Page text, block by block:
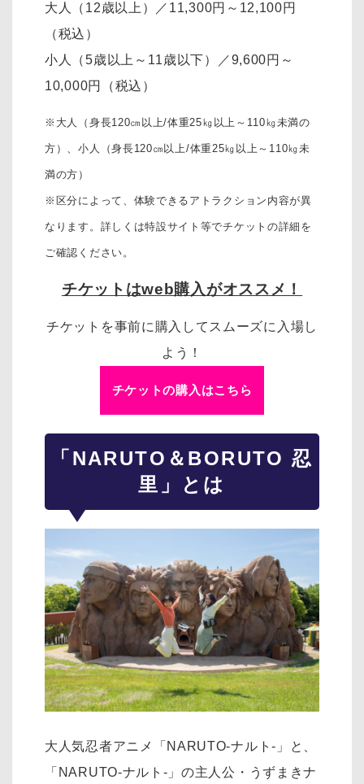
大人（12歳以上）
／11,300円～12,100円
（税込）
小人（5歳以上～11歳以下）
／9,600円～
10,000円
（税込）
※大人（身長120㎝以上/体重25㎏以上～110㎏未満の
方）、小人（身長120㎝以上/体重25㎏以上～110㎏未
満の方）
※区分によって、体験できるアトラクション内容が異
なります。詳しくは特設サイト等でチケットの詳細を
ご確認ください。
チケットはweb購入がオススメ！
チケットを事前に購入してスムーズに入場し
よう！
チケットの購入はこちら
「NARUTO＆BORUTO 忍
里」とは
大人気忍者アニメ「NARUTO-ナルト-」と、
「NARUTO-ナルト-」の主人公・うずまきナ